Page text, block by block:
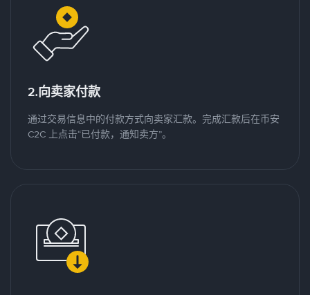
2.向卖家付款
通过交易信息中的付款方式向卖家汇款。完成汇款后在币安
C2C 上点击“已付款，通知卖方”。